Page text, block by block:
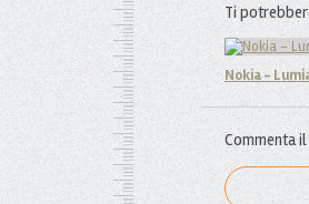
Ti
Nokia -
Commenta